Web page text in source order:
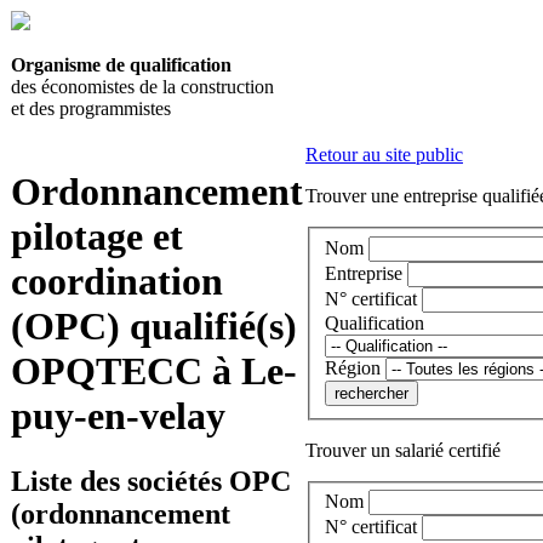
Organisme de qualification
des économistes de la construction
et des programmistes
Ordonnancement
pilotage et
coordination
(OPC) qualifié(s)
OPQTECC à Le-
puy-en-velay
Liste des sociétés OPC
(ordonnancement
Retour au site public
Trouver une entreprise
Nom
Entreprise
N° certificat
Qualification
Région
Trouver un salarié certifié
Nom
N° certificat